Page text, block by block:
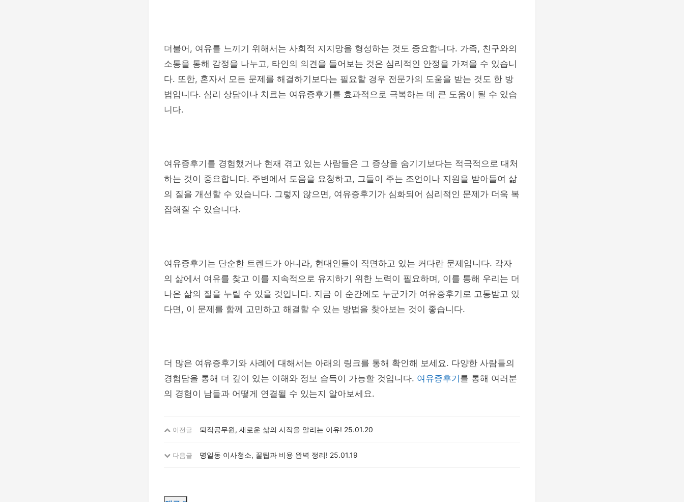
더불어, 여유를 느끼기 위해서는 사회적 지지망을 형성하는 것도 중요합니다. 가족, 친구와의
소통을 통해 감정을 나누고, 타인의 의견을 들어보는 것은 심리적인 안정을 가져올 수 있습니
다. 또한, 혼자서 모든 문제를 해결하기보다는 필요할 경우 전문가의 도움을 받는 것도 한 방
법입니다. 심리 상담이나 치료는 여유증후기를 효과적으로 극복하는 데 큰 도움이 될 수 있습
니다.
여유증후기를 경험했거나 현재 겪고 있는 사람들은 그 증상을 숨기기보다는 적극적으로 대처
하는 것이 중요합니다. 주변에서 도움을 요청하고, 그들이 주는 조언이나 지원을 받아들여 삶
의 질을 개선할 수 있습니다. 그렇지 않으면, 여유증후기가 심화되어 심리적인 문제가 더욱 복
잡해질 수 있습니다.
여유증후기는 단순한 트렌드가 아니라, 현대인들이 직면하고 있는 커다란 문제입니다. 각자
의 삶에서 여유를 찾고 이를 지속적으로 유지하기 위한 노력이 필요하며, 이를 통해 우리는 더
나은 삶의 질을 누릴 수 있을 것입니다. 지금 이 순간에도 누군가가 여유증후기로 고통받고 있
다면, 이 문제를 함께 고민하고 해결할 수 있는 방법을 찾아보는 것이 좋습니다.
더 많은 여유증후기와 사례에 대해서는 아래의 링크를 통해 확인해 보세요. 다양한 사람들의
경험담을 통해 더 깊이 있는 이해와 정보 습득이 가능할 것입니다. 여유증후기 를 통해 여러분
의 경험이 남들과 어떻게 연결될 수 있는지 알아보세요.
이전글 퇴직공무원, 새로운 삶의 시작을 알리는 이유! 25.01.20
다음글 명일동 이사청소, 꿀팁과 비용 완벽 정리! 25.01.19